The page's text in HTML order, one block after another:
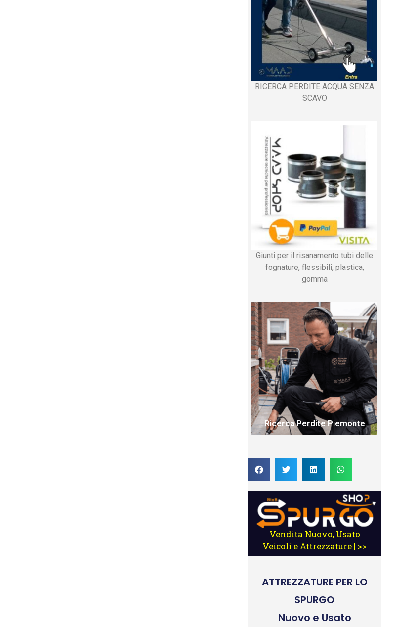
RICERCA PERDITE ACQUA SENZA
SCAVO
Giunti per il risanamento tubi delle
fognature, flessibili, plastica,
gomma
Ricerca Perdite Piemonte
Vendita Nuovo, Usato
Veicoli e Attrezzature | >>
ATTREZZATURE PER LO
SPURGO
Nuovo e Usato